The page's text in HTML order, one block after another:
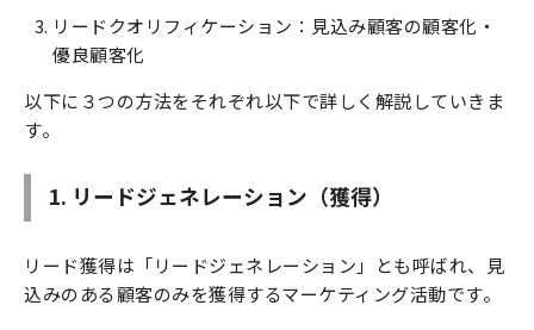
リードクオリフィケーション：見込み顧客の顧客化・
優良顧客化
以下に３つの方法をそれぞれ以下で詳しく解説していきま
す。
1. リードジェネレーション（獲得）
リード獲得は「リードジェネレーション」とも呼ばれ、見
込みのある顧客のみを獲得するマーケティング活動です。